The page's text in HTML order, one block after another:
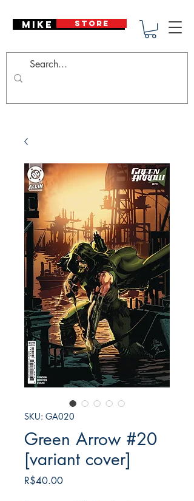
Mike Deodato
STORE
SKU: GA020
Green Arrow #20
[variant cover]
R$40.00가